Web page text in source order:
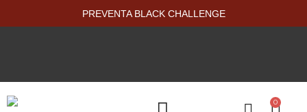
PREVENTA BLACK CHALLENGE
0